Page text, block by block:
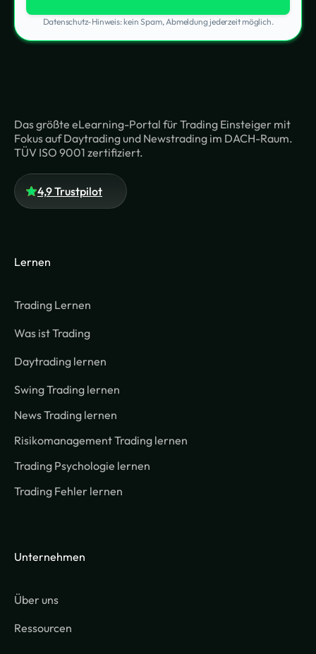
Datenschutz-Hinweis: kein Spam, Abmeldung jederzeit möglich.
Das größte eLearning-Portal für Trading Einsteiger mit
Fokus auf Daytrading und Newstrading im DACH-Raum.
TÜV ISO 9001 zertifiziert.
4,9 Trustpilot
Lernen
Trading Lernen
Was ist Trading
Daytrading lernen
Swing Trading lernen
News Trading lernen
Risikomanagement Trading lernen
Trading Psychologie lernen
Trading Fehler lernen
Unternehmen
Über uns
Ressourcen